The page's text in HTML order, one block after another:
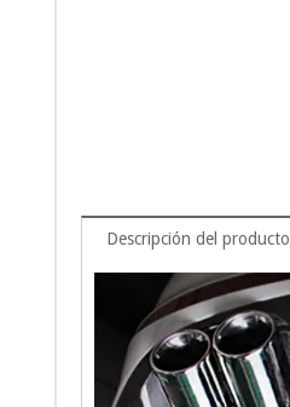
Descripción del producto